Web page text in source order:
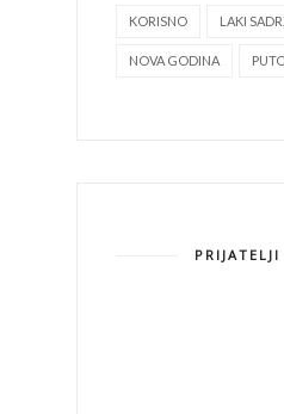
KORISNO LAKI
NOVA GODINA